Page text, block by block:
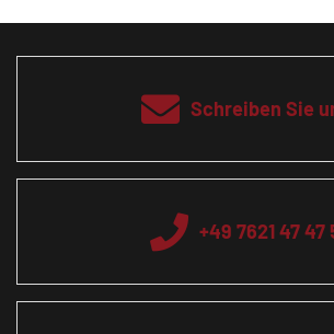
Schreiben Sie
+49 7621 47 47